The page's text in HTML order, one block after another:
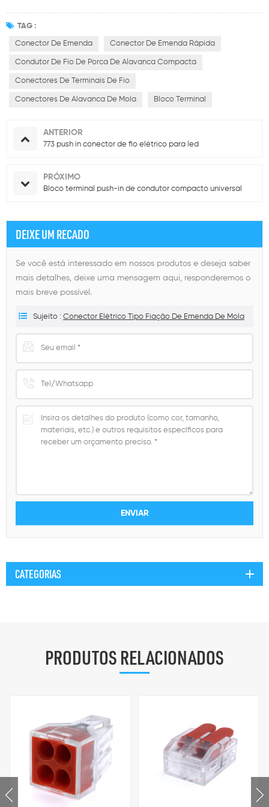
TAG :
Conector De Emenda Conector De Emenda Rápida
Condutor De Fio De Porca De Alavanca Compacta
Conectores De Terminais De Fio
Conectores De Alavanca De Mola Bloco Terminal
ANTERIOR
773 push in conector de fio elétrico para led
PRÓXIMO
Bloco terminal push-in de condutor compacto universal
DEIXE UM RECADO
Se você está interessado em nossos produtos e deseja saber
mais detalhes, deixe uma mensagem aqui, responderemos o
mais breve possível.
Sujeito : Conector Elétrico Tipo Fiação De Emenda De Mola
CATEGORIAS
PRODUTOS RELACIONADOS